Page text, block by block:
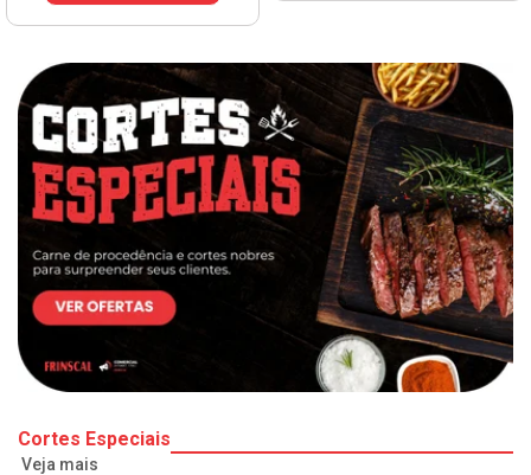
Cortes Especiais
Veja mais